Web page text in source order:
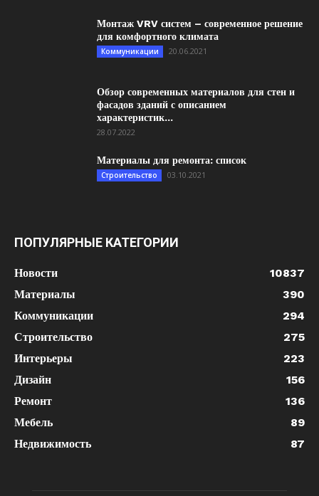
Монтаж VRV систем – современное решение
для комфортного климата
Коммуникации 20.06.2021
Обзор современных материалов для стен и
фасадов зданий с описанием
характеристик...
28.07.2022
Материалы для ремонта: список
Строительство 03.10.2021
ПОПУЛЯРНЫЕ КАТЕГОРИИ
Новости
10837
Материалы
390
Коммуникации
294
Строительство
275
Интерьеры
223
Дизайн
156
Ремонт
136
Мебель
89
Недвижимость
87